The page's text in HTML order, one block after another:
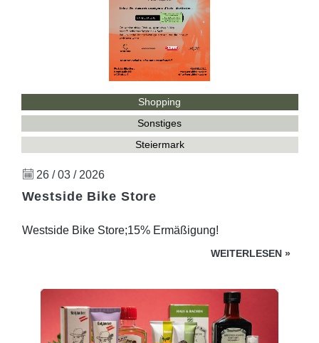
Shopping
Sonstiges
Steiermark
26 / 03 / 2026
Westside Bike Store
Westside Bike Store;15% Ermäßigung!
WEITERLESEN »